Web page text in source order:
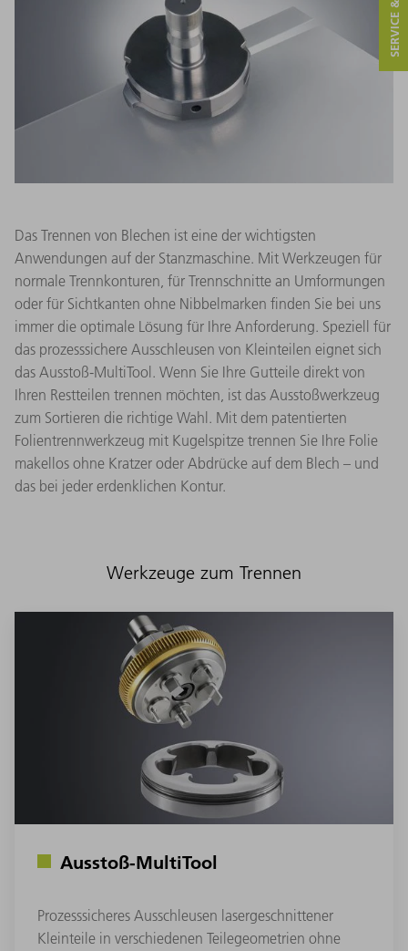
Das Trennen von Blechen ist eine der wichtigsten
Anwendungen auf der Stanzmaschine. Mit Werkzeugen für
normale Trennkonturen, für Trennschnitte an Umformungen
oder für Sichtkanten ohne Nibbelmarken finden Sie bei uns
immer die optimale Lösung für Ihre Anforderung. Speziell für
das prozesssichere Ausschleusen von Kleinteilen eignet sich
das Ausstoß-MultiTool. Wenn Sie Ihre Gutteile direkt von
Ihren Restteilen trennen möchten, ist das Ausstoßwerkzeug
zum Sortieren die richtige Wahl. Mit dem patentierten
Folientrennwerkzeug mit Kugelspitze trennen Sie Ihre Folie
makellos ohne Kratzer oder Abdrücke auf dem Blech – und
das bei jeder erdenklichen Kontur.
Werkzeuge zum Trennen
Ausstoß-MultiTool
Prozesssicheres Ausschleusen lasergeschnittener
Kleinteile in verschiedenen Teilegeometrien ohne